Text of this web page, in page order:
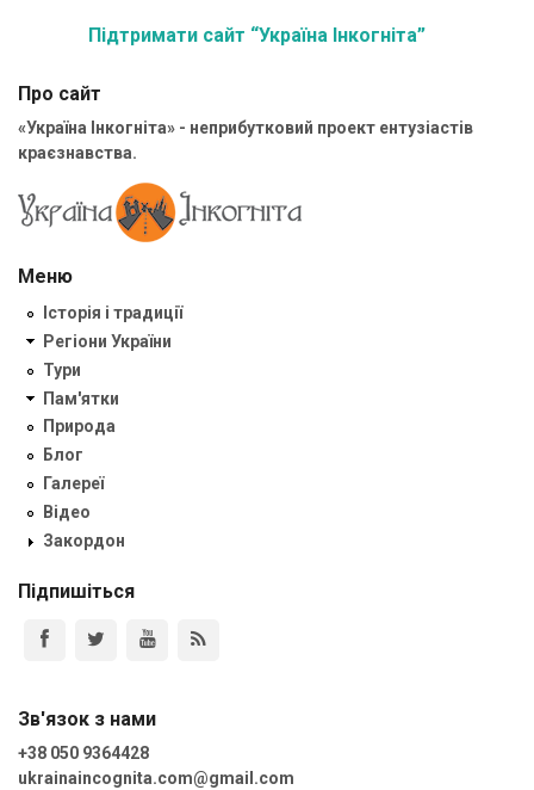
Підтримати сайт “Україна Інкогніта”
Про сайт
«Україна Інкогніта» - неприбутковий проект ентузіастів
краєзнавства.
Меню
Історія і традиції
Регіони України
Тури
Пам'ятки
Природа
Блог
Галереї
Відео
Закордон
Підпишіться
Зв'язок з нами
+38 050 9364428
ukrainaincognita.com@gmail.com